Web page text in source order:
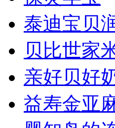
泰迪宝贝
贝比世家
亲好贝好
益寿金亚